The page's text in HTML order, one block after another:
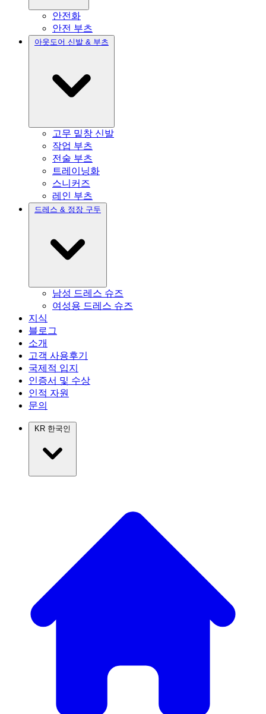
안전화
안전 부츠
아웃도어 신발 & 부츠
고무 밑창 신발
작업 부츠
전술 부츠
트레이닝화
스니커즈
레인 부츠
드레스 & 정장 구두
남성 드레스 슈즈
여성용 드레스 슈즈
지식
블로그
소개
고객 사용후기
국제적 입지
인증서 및 수상
인적 자원
문의
KR 한국인